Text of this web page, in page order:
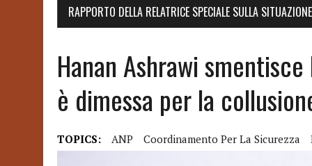
RAPPORTO DELLA RELATRICE SPECIALE SULLA
Hanan Ashrawi
è dimessa per la
TOPICS: ANP Coordinamento Per La Sicurezza